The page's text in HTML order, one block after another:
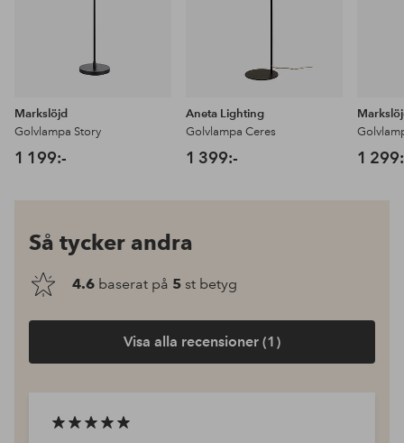
Markslöjd
Golvlampa Story
1 199:-
Aneta Lighting
Golvlampa Ceres
1 399:- 1
Så tycker andra
4.6 baserat på 5 st betyg
Visa alla recensioner (1)